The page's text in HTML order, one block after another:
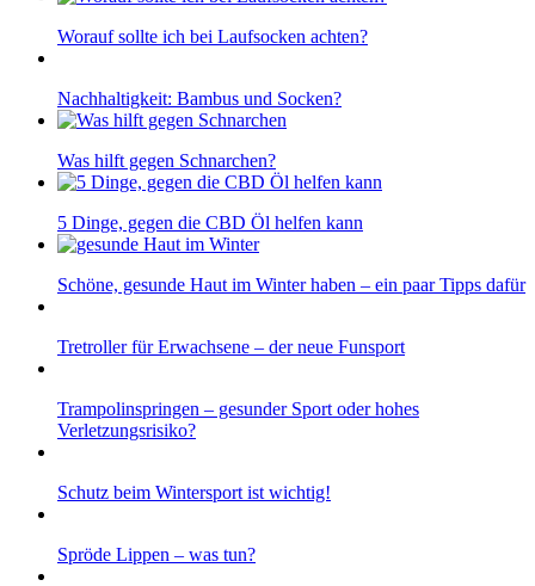
Worauf sollte ich bei Laufsocken achten?
Nachhaltigkeit: Bambus und Socken?
Was hilft gegen Schnarchen?
5 Dinge, gegen die CBD Öl helfen kann
Schöne, gesunde Haut im Winter haben – ein paar Tipps dafür
Tretroller für Erwachsene – der neue Funsport
Trampolinspringen – gesunder Sport oder hohes
Verletzungsrisiko?
Schutz beim Wintersport ist wichtig!
Spröde Lippen – was tun?